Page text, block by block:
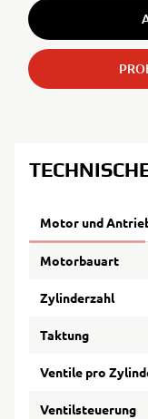
Motor und
Motorbauart
Zylinderzahl
Taktung
Ventile pro
Ventilsteuerung